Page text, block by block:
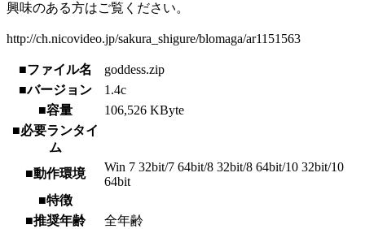
興味のある方はご覧ください。
http://ch.nicovideo.jp/sakura_shigure/blomaga/ar1151563
■ファイル名
goddess.zip
■バージョン
1.4c
■容量
106,526 KByte
■必要ランタイ
ム
■動作環境
Win 7 32bit/7 64bit/8 32bit/8 64bit/10 32bit/10
64bit
■特徴
■推奨年齢
全年齢